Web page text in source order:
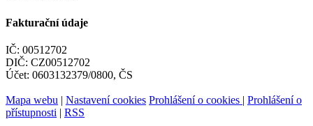
Fakturační údaje
IČ: 00512702
DIČ: CZ00512702
Účet: 0603132379/0800, ČS
Mapa webu | Nastavení cookies Prohlášení o cookies | Prohlášení o
přístupnosti | RSS